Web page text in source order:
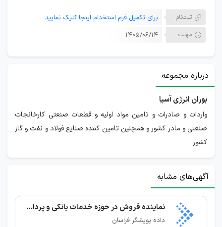
ثبت‌نام برای تکمیل فرم استخدام اینجا کلیک نمایید
مهلت ۱۴۰۵/۰۶/۱۴
درباره مجموعه
بوران انرژی آسیا
واردات و صادرات و تامین مواد اولیه و قطعات صنعتی کارخانجات
صنعتی و مادر کشور و همچنین تامین کننده صنایع فولاد و نفت و گاز
کشور
آگهی‌های مشابه
نماینده فروش در حوزه خدمات بانکی و پرداخت
داده پویشگر فراسان